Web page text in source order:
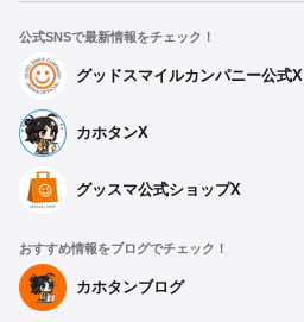
公式SNSで最新情報をチェック！
グッドスマイルカンパニー公式X
カホタンX
グッスマ公式ショップX
おすすめ情報をブログでチェック！
カホタンブログ